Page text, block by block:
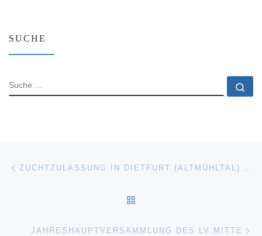
SUCHE
SUCHE
Beitragsnavigation ZUCHTZULASSUNG IN DIETFURT (ALTMÜHLTAL) IM JUNI
JAHRESHAUPTVERSAMMLUNG DES LV MITTE